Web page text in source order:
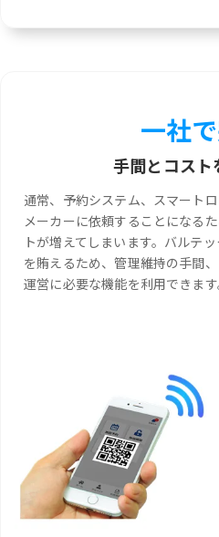
一社
手間とコスト
通常、予約システム、スマート
メーカーに依頼することになる
トが増えてしまいます。バルテ
を賄えるため、管理維持の手間
運営に必要な機能を利用できます